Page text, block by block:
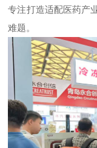
专注打造适配医药产
难题。